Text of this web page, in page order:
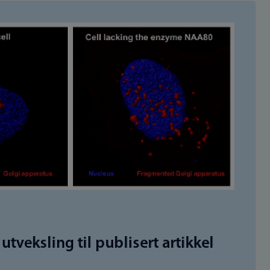
utveksling til publisert artikkel